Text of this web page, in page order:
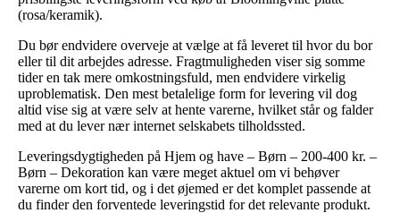
(rosa/keramik).
Du bør endvidere overveje at vælge at få leveret til hvor du bor
eller til dit arbejdes adresse. Fragtmuligheden viser sig somme
tider en tak mere omkostningsfuld, men endvidere virkelig
uproblematisk. Den mest betalelige form for levering vil dog
altid vise sig at være selv at hente varerne, hvilket står og falder
med at du lever nær internet selskabets tilholdssted.
Leveringsdygtigheden på Hjem og have – Børn – 200-400 kr. –
Børn – Dekoration kan være meget aktuel om vi behøver
varerne om kort tid, og i det øjemed er det komplet passende at
du finder den forventede leveringstid for det relevante produkt.